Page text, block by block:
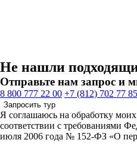
Не нашли
Отправьте нам запрос и
8 800 777 22 00 +7 (812) 702 77 85
Запросить тур
Я соглашаюсь на обработку
соответствии с требованиями
июля 2006 года № 152-ФЗ «О